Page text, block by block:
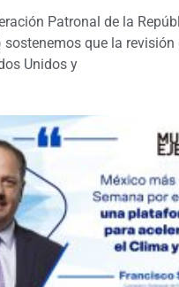
Patronal de la
sostenemos que la
Unidos y